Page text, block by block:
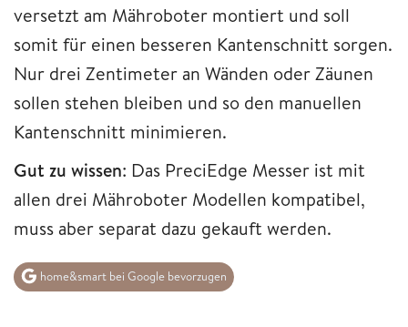
versetzt am Mähroboter montiert und soll
somit für einen besseren Kantenschnitt sorgen.
Nur drei Zentimeter an Wänden oder Zäunen
sollen stehen bleiben und so den manuellen
Kantenschnitt minimieren.
Gut zu wissen: Das PreciEdge Messer ist mit
allen drei Mähroboter Modellen kompatibel,
muss aber separat dazu gekauft werden.
home&smart bei Google bevorzugen